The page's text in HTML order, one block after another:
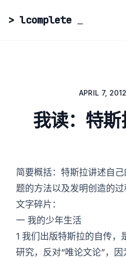
> lcomplete _
APRIL 7, 2012
我读：特
简要概括：特斯拉讲述自
题的方法以及发明创造的过
文字碎片：
一 我的少年生活
1 我们出版特斯拉的自传，
研究，反对“唯论文论”，